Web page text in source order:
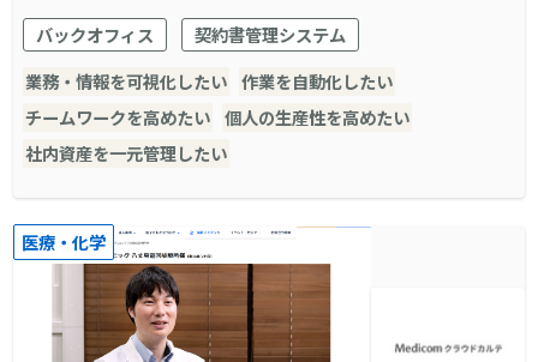
バックオフィス
契約書管理システム
業務・情報を可視化したい 作業を自動化したい
チームワークを高めたい 個人の生産性を高めたい
社内資産を一元管理したい
医療・化学